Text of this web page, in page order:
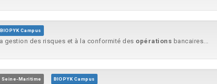
BIOPYK Campus
gestion des risques et à la conformité des opérations bancaires...
Seine-Maritime BIOPYK Campus